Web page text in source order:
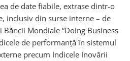
de date fiabile, extrase dintr-o
inclusiv din surse interne – de
Mondiale “Doing Business
de performanță în sistemul
precum Indicele Inovării